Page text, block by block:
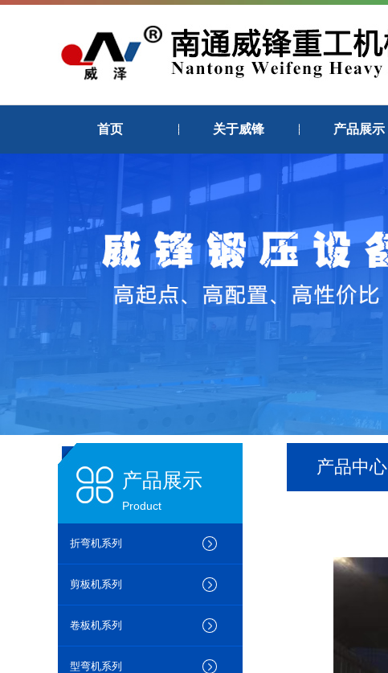
首页 关于威锋 产品展示
产品展示
Product
折弯机系列
剪板机系列
卷板机系列
型弯机系列
产品中心